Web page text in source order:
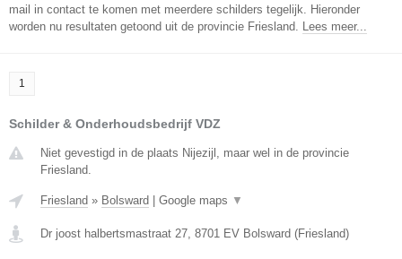
mail in contact te komen met meerdere schilders tegelijk. Hieronder
worden nu resultaten getoond uit de provincie Friesland. Lees meer...
1
Schilder & Onderhoudsbedrijf VDZ
Niet gevestigd in de plaats Nijezijl, maar wel in de provincie
Friesland.
Friesland » Bolsward Google maps ▼
Dr joost halbertsmastraat 27, 8701 EV Bolsward (Friesland)